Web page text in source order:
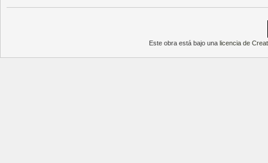
Este obra está bajo unalicencia de